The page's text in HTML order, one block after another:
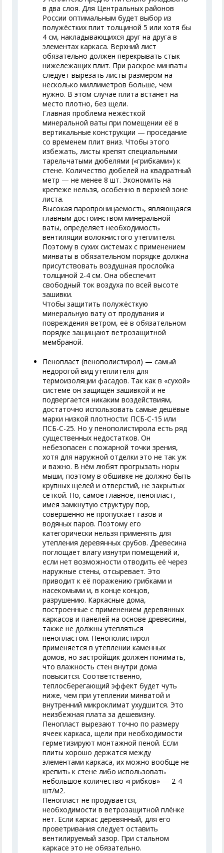
в два слоя. Для Центральных районов
России оптимальным будет выбор из
полужёстких плит толщиной 5 или хотя бы
4 см, накладывающихся друг на друга в
элементах каркаса. Верхний лист
обязательно должен перекрывать стык
нижележащих плит. При раскрое минваты
следует вырезать листы размером на
несколько миллиметров больше, чем
нужно. В этом случае плита встанет на
место плотно, без щели.
Главная проблема нежёсткой
минеральной ваты при помещении её в
вертикальные конструкции — проседание
со временем плит вниз. Чтобы этого
избежать, листы крепят специальными
тарельчатыми дюбелями («грибками») к
стене. Количество дюбелей на квадратный
метр — не менее 8 шт. Экономить на
крепеже нельзя, особенно в верхней зоне
листа.
Высокая паропроницаемость, являющаяся
главным достоинством минеральной
ваты, определяет необходимость
вентиляции волокнистого утеплителя.
Поэтому в сухих системах с применением
минваты в обязательном порядке должна
присутствовать воздушная прослойка
толщиной 2-4 см. Она обеспечит
свободный ток воздуха по всей высоте
зашивки.
Чтобы защитить полужёсткую
минеральную вату от продувания и
повреждения ветром, её в обязательном
порядке защищают ветрозащитной
мембраной.
Пенопласт (пенополистирол) — самый
недорогой вид утеплителя для
термоизоляции фасадов. Так как в «сухой»
системе он защищён зашивкой и не
подвергается никаким воздействиям,
достаточно использовать самые дешёвые
марки низкой плотности: ПСБ-С-15 или
ПСБ-С-25. Но у пенополистирола есть ряд
существенных недостатков. Он
небезопасен с пожарной точки зрения,
хотя для наружной отделки это не так уж
и важно. В нём любят прогрызать норы
мыши, поэтому в обшивке не должно быть
крупных щелей и отверстий, не закрытых
сеткой. Но, самое главное, пенопласт,
имея замкнутую структуру пор,
совершенно не пропускает газов и
водяных паров. Поэтому его
категорически нельзя применять для
утепления деревянных срубов. Древесина
поглощает влагу изнутри помещений и,
если нет возможности отводить её через
наружные стены, отсыревает. Это
приводит к её поражению грибками и
насекомыми и, в конце концов,
разрушению. Каркасные дома,
построенные с применением деревянных
каркасов и панелей на основе древесины,
также не должны утепляться
пенопластом. Пенополистирол
применяется в утеплении каменных
домов, но застройщик должен понимать,
что влажность стен внутри дома
повысится. Соответственно,
теплосберегающий эффект будет чуть
ниже, чем при утеплении минватой и
внутренний микроклимат ухудшится. Это
неизбежная плата за дешевизну.
Пенопласт вырезают точно по размеру
ячеек каркаса, щели при необходимости
герметизируют монтажной пеной. Если
плиты хорошо держатся между
элементами каркаса, их можно вообще не
крепить к стене либо использовать
небольшое количество «грибков» — 2-4
шт/м2.
Пенопласт не продувается,
необходимости в ветрозащитной плёнке
нет. Если каркас деревянный, для его
проветривания следует оставить
вентилируемый зазор. При стальном
каркасе это не обязательно.